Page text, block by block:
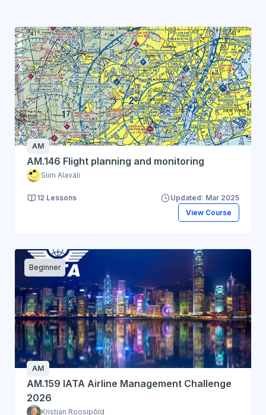
AM
AM.146 Flight planning and monitoring
Siim Alaväli
12 Lessons
Updated: Mar 2025
View Course
Beginner
AM
AM.159 IATA Airline Management Challenge
2026
Kristjan Roosipõld